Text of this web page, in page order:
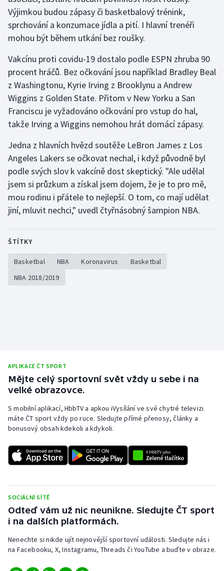
Judo
Krasobruslení
Lezení
Lyže a snowboard
Moderní pětiboj
Olympijské hry
Parasport
Plavání
Rychlobruslení
Stolní tenis
Veslování
Vodní slalom
Ostatní
Výjimkou budou zápasy či basketbalový trénink,
sprchování a konzumace jídla a pití. I hlavní trenéři
mohou být během utkání bez roušky.
Vakcínu proti covidu-19 dostalo podle ESPN zhruba 90
procent hráčů. Bez očkování jsou například Bradley Beal
z Washingtonu, Kyrie Irving z Brooklynu a Andrew
Wiggins z Golden State. Přitom v New Yorku a San
Franciscu je vyžadováno očkování pro vstup do hal,
takže Irving a Wiggins nemohou hrát domácí zápasy.
Jedna z hlavních hvězd soutěže LeBron James z Los
Angeles Lakers se očkovat nechal, i když původně byl
podle svých slov k vakcíně dost skeptický. "Ale udělal
jsem si průzkum a získal jsem dojem, že je to pro mě,
mou rodinu i přátele to nejlepší. O tom, co mají udělat
jiní, mluvit nechci," uvedl čtyřnásobný šampion NBA.
ŠTÍTKY
Basketbal NBA Koronavirus
Basketbal
NBA 2018/2019
APLIKACE ČT SPORT
Mějte celý sportovní svět vždy u sebe i na
velké obrazovce.
S mobilní aplikací, HbbTV a apkou iVysílání ve své chytré televizi
máte ČT sport vždy po ruce. Sledujte přímé přenosy, články a
bonusový obsah kdekoli a kdykoli.
SOCIÁLNÍ SÍTĚ
Odteď vám už nic neunikne. Sledujte ČT sport
i na dalších platformách.
Nenechte si nikde ujít nejnovější sportovní události. Sledujte nás i
na Facebooku, X, Instagramu, Threads či YouTube a buďte v obraze.